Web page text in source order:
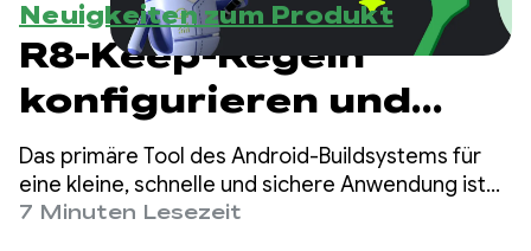
Neuigkeiten zum Produkt
R8-Keep-Regeln
konfigurieren und
Fehler beheben
Das primäre Tool des Android-Buildsystems für
eine kleine, schnelle und sichere Anwendung ist
der R8-Optimizer, der Compiler, der sich um das
7 Minuten Lesezeit